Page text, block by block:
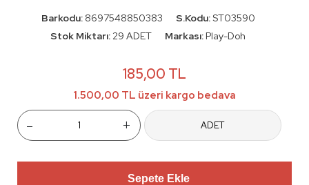
Barkodu:8697548850383 S.Kodu:ST03590
Stok Miktarı: 29 ADET Markası: Play-Doh
185,00 TL
1.500,00 TL üzeri kargo bedava
- + ADET
Sepete Ekle